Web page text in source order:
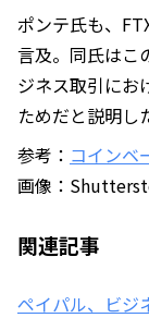
ポンテ氏も、
言及。同氏はこ
ジネス取引にお
ためだと説明し
参考： コインベ
画像：
関連記事
ペイパル、ビジ